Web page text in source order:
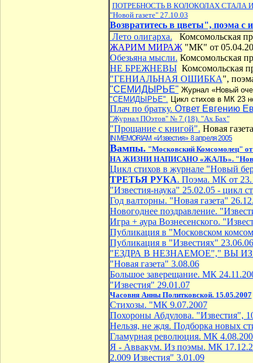
ПОТРЕБНОСТЬ В КОЛОКОЛАХ СТАЛА
"Новой газете" 27.10.03
Возвратитесь в цветы", поэма с
Лето олигарха. Комсомольская
ЖАРИМ МИРАЖ"МК" от
Обезьяна мысли. Комсомольская
НЕ БРЕЖНЕВЫКомсомольская
"ГЕНИАЛЬНАЯ ОШИБКА",
"СЕМИДЫРЬЕ" Журнал «Новый
"СЕМИДЫРЬЕ". Цикл стихов в МК 23
Плач по братку. Ответ Евгению
"Журнал ПОэтов" № 7 (18). "Ах Бах"
"Прощание с книгой". Новая
IN MEMORIAM «Известия» 8 апреля 2005
Вампы. "Московский Комсомолец" от
НА ЖИЗНИ НАПИСАНО «ЖАЛЬ». "Новая
Цикл стихов в журнале "Новый
ТРЕТЬЯ РУКА. Поэма. МК от
"Известия-наука" 25.02.05 - цикл
Год валторны. "Новая газета"
Новогоднее поздравление.
Игра + аура Вознесенского.
Публикация в "Московском
Публикация в "Известиях"
"ЕЗДРА В НЕЗНАЕМОЕ"," ВЫ
"Новая газета" 3.08.06
Большое заверещание. МК
"Известия" 29.01.07
Часовня Анны Политковской. 15.05.2007
Стихозы. "МК 9.07.2007
Похороны Абдулова. "Известия",
Нельзя, не ждя. Подборка новых
Гламурная революция. МК
Я - Аввакум. Из поэмы. МК
2.009 Известия" 3.01.09